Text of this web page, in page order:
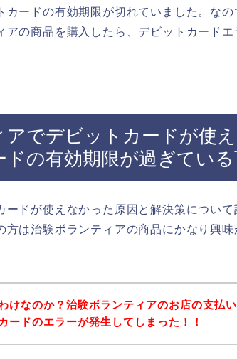
カードの有効期限が切れていました。な
アの商品を購入したら、デビットカードエ
でデビットカードが使え
ドの有効期限が過ぎている
ードが使えなかった原因と解決策につい
方は治験ボランティアの商品にかなり興味
けなのか？治験ボランティアのお店の支払
ードのエラーが発生してしまった！！